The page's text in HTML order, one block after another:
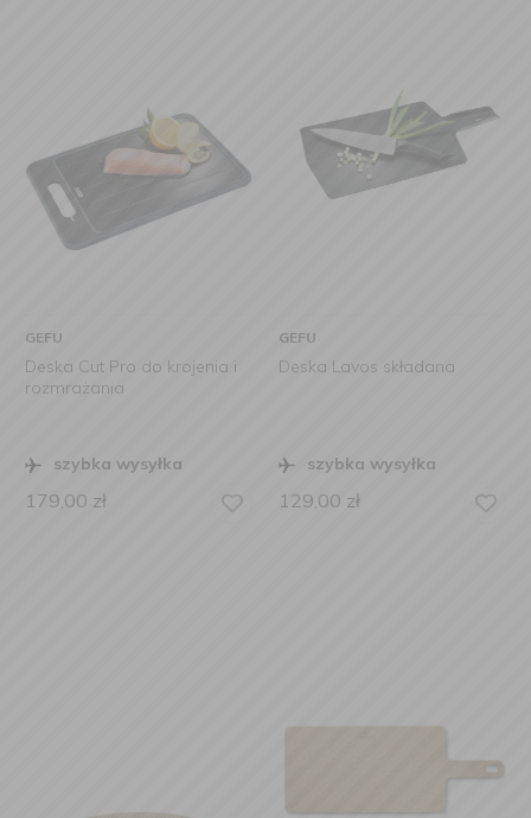
GEFU
Deska Cut Pro do krojenia i
rozmrażania
szybka wysyłka
179,00 zł
GEFU
Deska Lavos składana
szybka wysyłka
129,00 zł